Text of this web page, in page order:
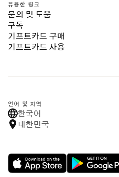
유용한 링크
문의 및 도움
구독
기프트카드 구매
기프트카드 사용
언어 및 지역
한국어
대한민국